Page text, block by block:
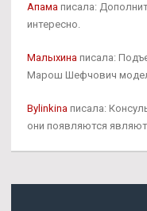
Апама писала:
интересно.
Малыхина писала:
Марош Шефчович
Bylinkina писала:
они появляются